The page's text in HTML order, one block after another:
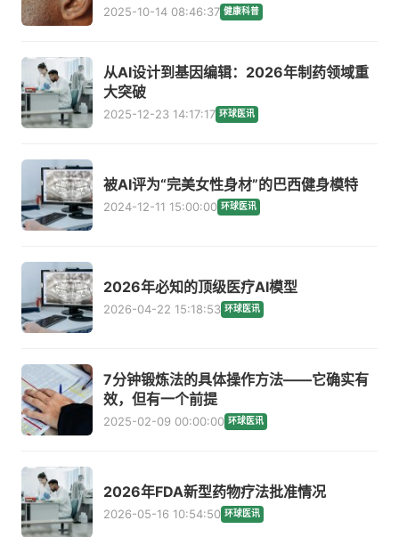
2025-10-14 08:46:37 健康科普
从AI设计到基因编辑：2026年制药领域重
大突破
2025-12-23 14:17:17 环球医讯
被AI评为“完美女性身材”的巴西健身模特
2024-12-11 15:00:00 环球医讯
2026年必知的顶级医疗AI模型
2026-04-22 15:18:53 环球医讯
7分钟锻炼法的具体操作方法——它确实有
效，但有一个前提
2025-02-09 00:00:00 环球医讯
2026年FDA新型药物疗法批准情况
2026-05-16 10:54:50 环球医讯